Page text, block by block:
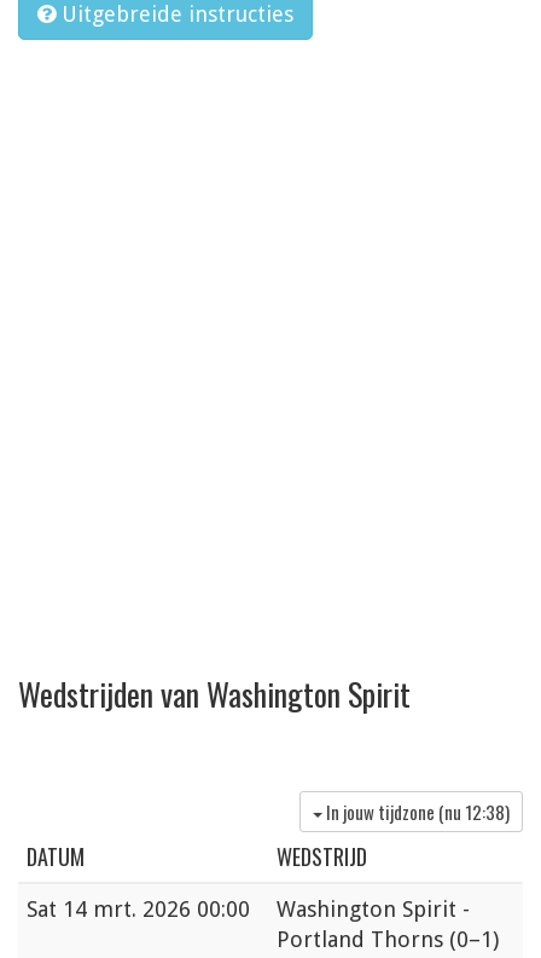
Uitgebreide instructies
Wedstrijden van Washington Spirit
In jouw tijdzone (nu 12:38)
DATUM WEDSTRIJD
Sat 14 mrt. 2026 00:00
Washington Spirit -
Portland Thorns (0–1)